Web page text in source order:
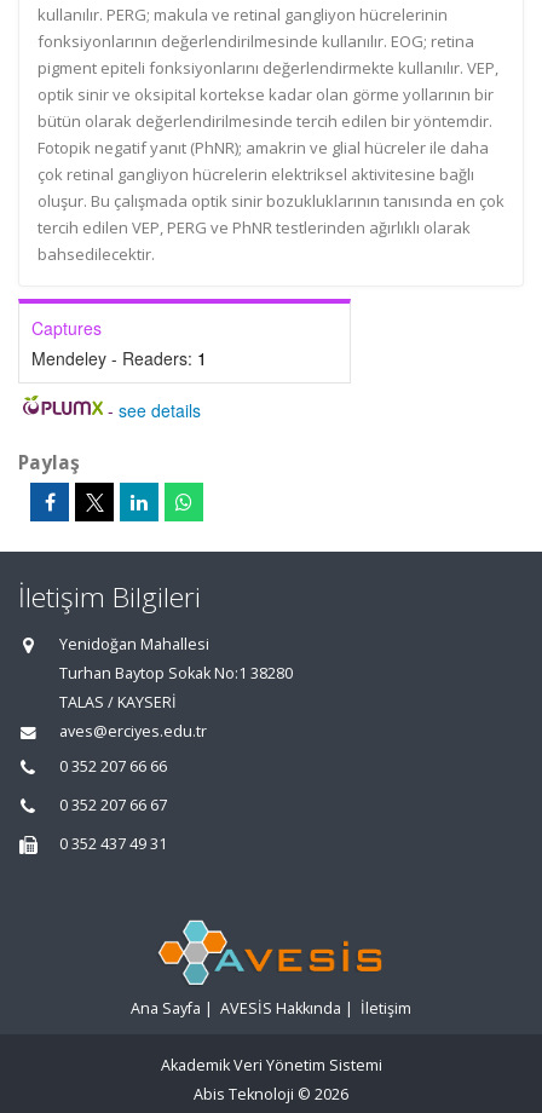
kullanılır. PERG; makula ve retinal gangliyon hücrelerinin
fonksiyonlarının değerlendirilmesinde kullanılır. EOG; retina
pigment epiteli fonksiyonlarını değerlendirmekte kullanılır. VEP,
optik sinir ve oksipital kortekse kadar olan görme yollarının bir
bütün olarak değerlendirilmesinde tercih edilen bir yöntemdir.
Fotopik negatif yanıt (PhNR); amakrin ve glial hücreler ile daha
çok retinal gangliyon hücrelerin elektriksel aktivitesine bağlı
oluşur. Bu çalışmada optik sinir bozukluklarının tanısında en çok
tercih edilen VEP, PERG ve PhNR testlerinden ağırlıklı olarak
bahsedilecektir.
Captures
Mendeley - Readers: 1
- see details
Paylaş
İletişim Bilgileri
Yenidoğan Mahallesi
Turhan Baytop Sokak No:1 38280
TALAS / KAYSERİ
aves@erciyes.edu.tr
0 352 207 66 66
0 352 207 66 67
0 352 437 49 31
Ana Sayfa | AVESİS Hakkında | İletişim
Akademik Veri Yönetim Sistemi
Abis Teknoloji © 2026